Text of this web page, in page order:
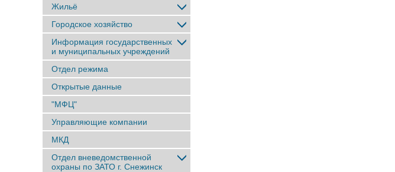
Жильё
Городское хозяйство
Информация государственных
и муниципальных учреждений
Отдел режима
Открытые данные
"МФЦ"
Управляющие компании
МКД
Отдел вневедомственной
охраны по ЗАТО г. Снежинск